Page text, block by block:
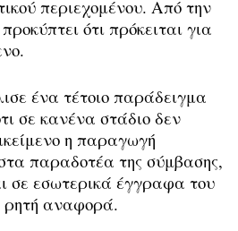
περιεχομένου. Από την
ότι πρόκειται για
ένα τέτοιο παράδειγμα
σε κανένα στάδιο δεν
η παραγωγή
παραδοτέα της σύμβασης,
σε εσωτερικά έγγραφα του
ρητή αναφορά.